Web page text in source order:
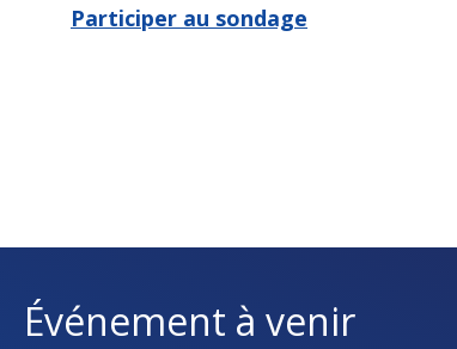
Participer au sondage
Événement à venir